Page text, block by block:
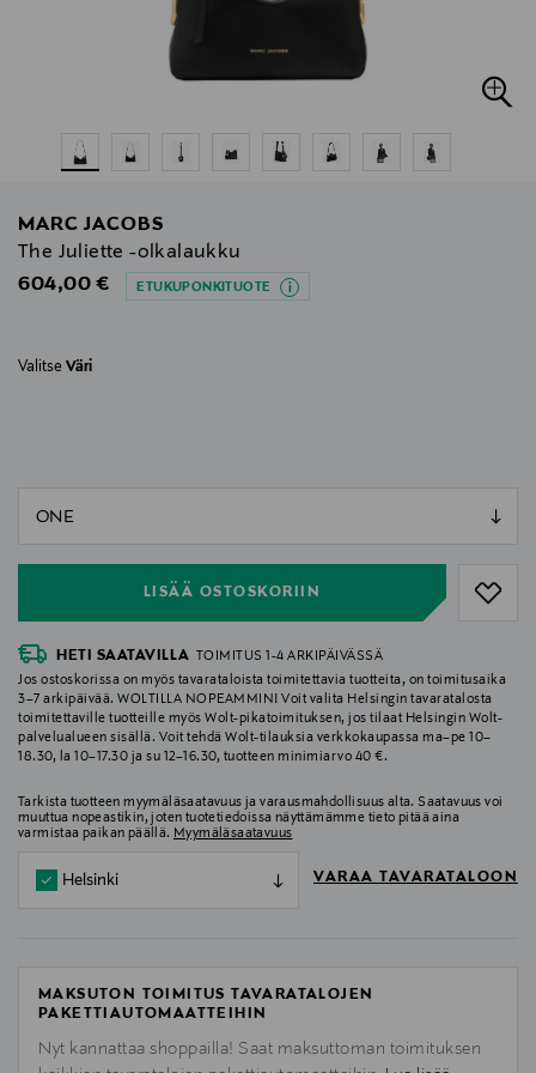
MARC JACOBS
The Juliette -olkalaukku
Original Price
604,00 € ETUKUPONKITUOTE
Valitse Väri
LISÄÄ OSTOSKORIIN
HETI SAATAVILLA
TOIMITUS 1-4 ARKIPÄIVÄSSÄ
Jos ostoskorissa on myös tavarataloista toimitettavia tuotteita, on toimitusaika
3–7 arkipäivää. WOLTILLA NOPEAMMIN! Voit valita Helsingin tavaratalosta
toimitettaville tuotteille myös Wolt-pikatoimituksen, jos tilaat Helsingin Wolt-
palvelualueen sisällä. Voit tehdä Wolt-tilauksia verkkokaupassa ma–pe 10–
18.30, la 10–17.30 ja su 12–16.30, tuotteen minimiarvo 40 €.
Tarkista tuotteen myymäläsaatavuus ja varausmahdollisuus alta. Saatavuus voi
muuttua nopeastikin, joten tuotetiedoissa näyttämämme tieto pitää aina
varmistaa paikan päällä. Myymäläsaatavuus
Helsinki VARAA TAVARATALOON
MAKSUTON TOIMITUS TAVARATALOJEN
PAKETTIAUTOMAATTEIHIN
Nyt kannattaa shoppailla! Saat maksuttoman toimituksen